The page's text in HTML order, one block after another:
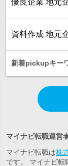
優良企業 地元
資料作成 地元
新着pickupキー
マイナビ転職運営
マイナビ転職は株
です。 マイナビ転